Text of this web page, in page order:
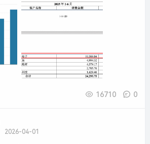
16710 0
2026-04-01